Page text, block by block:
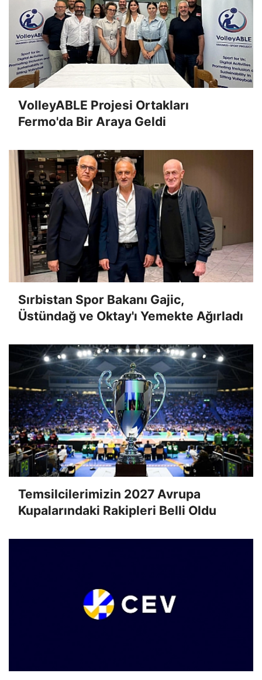
VolleyABLE Projesi Ortakları
Fermo'da Bir Araya Geldi
Sırbistan Spor Bakanı Gajic,
Üstündağ ve Oktay'ı Yemekte Ağırladı
Temsilcilerimizin 2027 Avrupa
Kupalarındaki Rakipleri Belli Oldu